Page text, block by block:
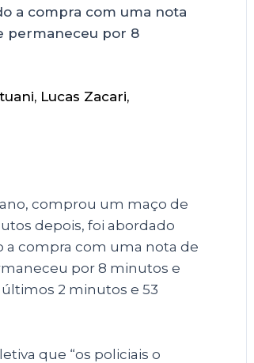
a compra com uma nota
permaneceu por 8
, Lucas Zacari,
comprou um maço de
depois, foi abordado
a compra com uma nota de
por 8 minutos e
2 minutos e 53
que “os policiais o